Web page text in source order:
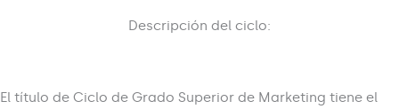
Descripción del ciclo:
El título de Ciclo de Grado Superior de Marketing tiene el